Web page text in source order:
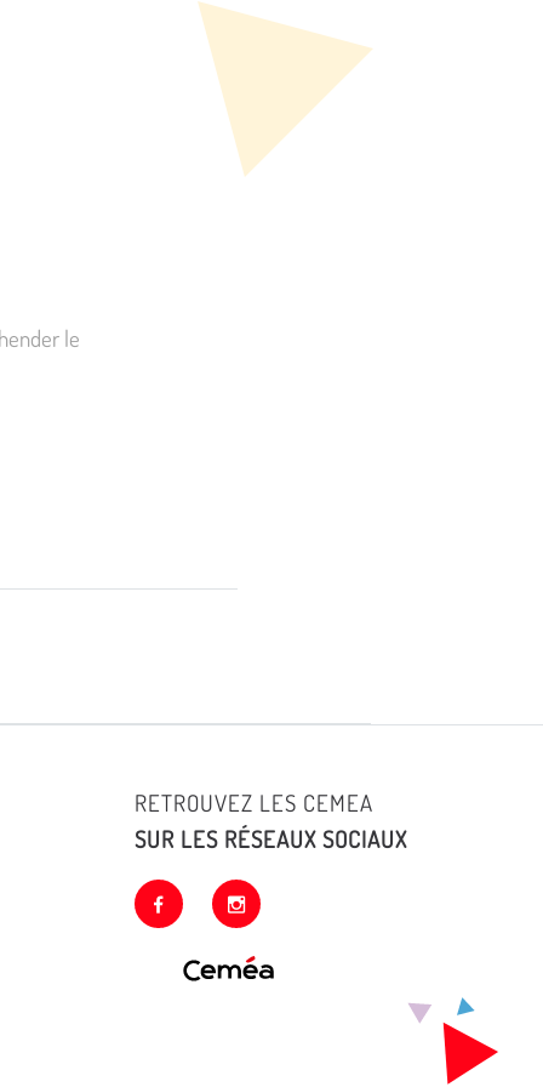
le
RETROUVEZ LES CEMEA
SUR LES RÉSEAUX SOCIAUX
facebook instagram